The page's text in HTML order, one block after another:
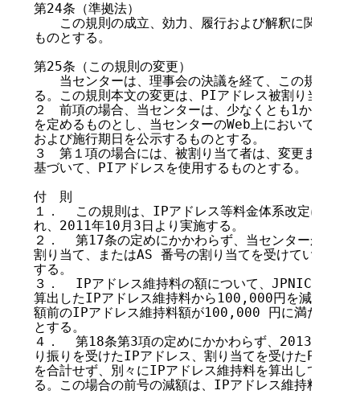
第24条（準拠法）
この規則の成立、効力、履行および解釈に関しては
ものとする。
第25条（この規則の変更）
当センターは、理事会の決議を経て、この規則本文
る。この規則本文の変更は、PIアドレス被割り当て者
２　前項の場合、当センターは、少なくとも1か月以上
を定めるものとし、当センターのWeb上において、変
および施行期日を公示するものとする。
３　第１項の場合には、被割り当て者は、変更または
基づいて、PIアドレスを使用するものとする。
付　則
１．  この規則は、IPアドレス等料金体系改定に伴い
れ、2011年10月3日より実施する。
２．  第17条の定めにかかわらず、当センターから既
割り当て、またはAS 番号の割り当てを受けている者は
する。
３．  IPアドレス維持料の額について、JPNIC正会員
算出したIPアドレス維持料から100,000円を減じた金
額前のIPアドレス維持料額が100,000 円に満たない場
とする。
４．  第18条第3項の定めにかかわらず、2013年度ま
り振りを受けたIPアドレス、割り当てを受けたPIアド
を合計せず、別々にIPアドレス維持料を算出して支払
る。この場合の前号の減額は、IPアドレス維持料の合